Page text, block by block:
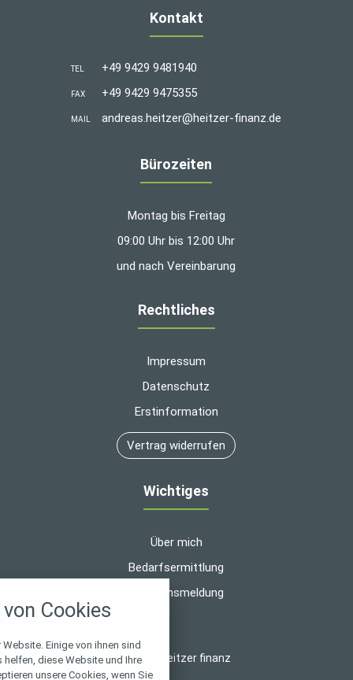
Kontakt
TEL +49 9429 9481940
FAX +49 9429 9475355
MAIL andreas.heitzer@heitzer-finanz.de
Bürozeiten
Montag bis Freitag
09:00 Uhr bis 12:00 Uhr
und nach Vereinbarung
Rechtliches
Impressum
Datenschutz
Erstinformation
Vertrag widerrufen
Wichtiges
Über mich
Bedarfsermittlung
Schadensmeldung
© 2026 heitzer finanz
Cookies
Einige von ihnen sind
diese Website und Ihre
unsere Cookies, wenn Sie
alle verwendeten Cookies und
zu blockieren.